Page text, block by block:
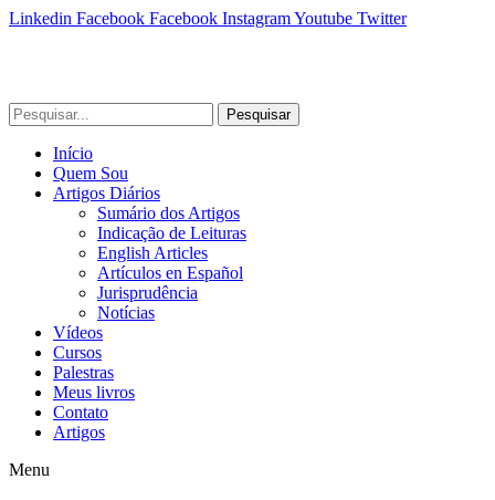
Linkedin Facebook Facebook InstagramYoutube Twitter
Pesquisar
Início
Quem Sou
Artigos Diários
Sumário dos Artigos
Indicação de Leituras
English Articles
Artículos en Español
Jurisprudência
Notícias
Vídeos
Cursos
Palestras
Meus livros
Contato
Artigos
Menu